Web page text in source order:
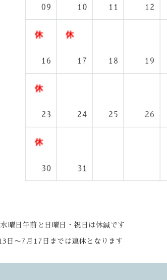
曜日午前と日曜日・祝日は休鍼です
日〜7月17日までは連休となります